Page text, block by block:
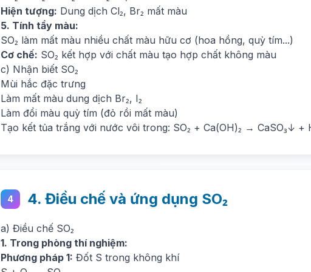
Hiện tượng: Dung dịch Cl₂, Br₂ mất màu
5. Tính tẩy màu:
SO₂ làm mất màu nhiều chất màu hữu cơ (hoa hồng, quỳ tím...)
Cơ chế: SO₂ kết hợp với chất màu tạo hợp chất không màu
c) Nhận biết SO₂
Mùi hắc đặc trưng
Làm mất màu dung dịch Br₂, I₂
Làm đổi màu quỳ tím (đỏ rồi mất màu)
Tạo kết tủa trắng với nước vôi trong: SO₂ + Ca(OH)₂ → CaSO₃↓ +
4 4. Điều chế và ứng dụng SO₂
a) Điều chế SO₂
1. Trong phòng thí nghiệm:
Phương pháp 1: Đốt S trong không khí